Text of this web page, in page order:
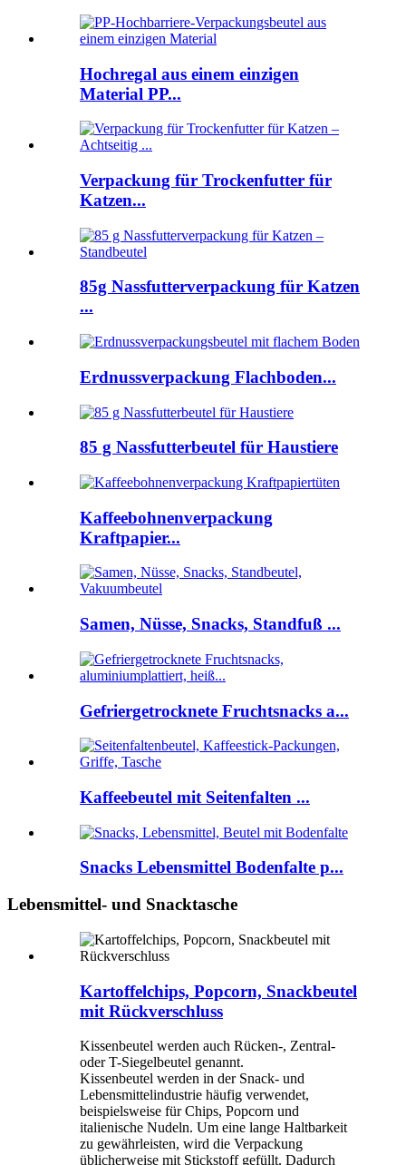
Hochregal aus einem einzigen
Material PP...
Verpackung für Trockenfutter für
Katzen...
85g Nassfutterverpackung für Katzen
...
Erdnussverpackung Flachboden...
85 g Nassfutterbeutel für Haustiere
Kaffeebohnenverpackung
Kraftpapier...
Samen, Nüsse, Snacks, Standfuß ...
Gefriergetrocknete Fruchtsnacks a...
Kaffeebeutel mit Seitenfalten ...
Snacks Lebensmittel Bodenfalte p...
Lebensmittel- und Snacktasche
Kartoffelchips, Popcorn, Snackbeutel
mit Rückverschluss
Kissenbeutel werden auch Rücken-, Zentral-
oder T-Siegelbeutel genannt.
Kissenbeutel werden in der Snack- und
Lebensmittelindustrie häufig verwendet,
beispielsweise für Chips, Popcorn und
italienische Nudeln. Um eine lange Haltbarkeit
zu gewährleisten, wird die Verpackung
üblicherweise mit Stickstoff gefüllt. Dadurch